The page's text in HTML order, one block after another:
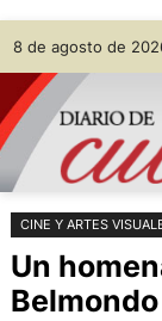
Saltar
al
contenido
Skip
to
content
8 de agosto de
CINE Y ARTES
Un